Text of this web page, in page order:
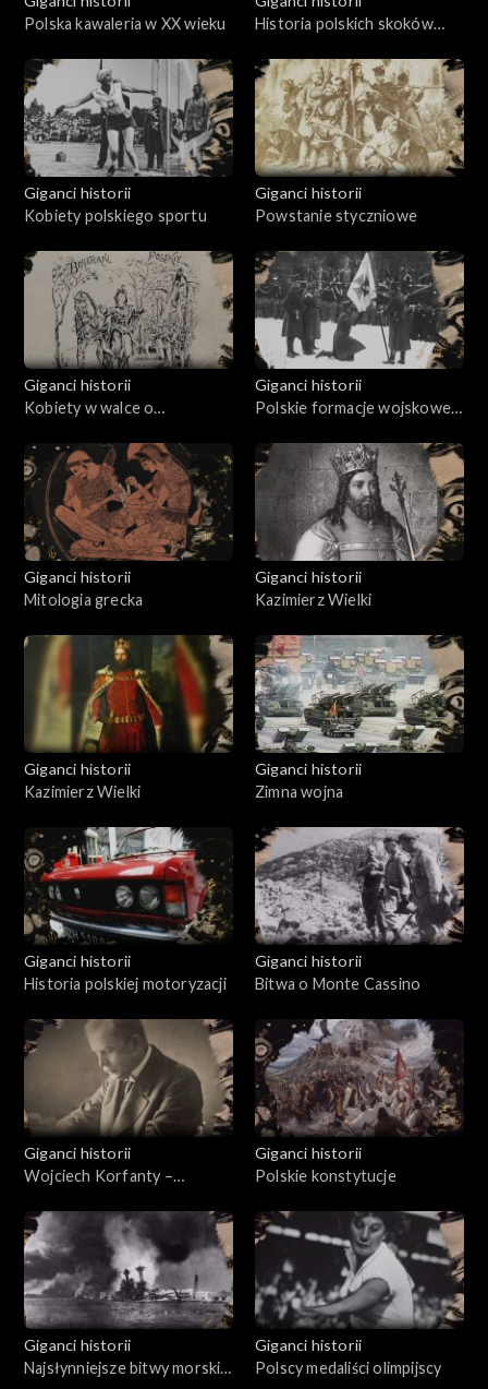
Polska kawaleria w XX wieku
Historia polskich skoków
Giganci historii
Kobiety polskiego sportu
Giganci historii
Powstanie styczniowe
Giganci historii
Kobiety w walce o
Giganci historii
Polskie formacje wojskowe
Giganci historii
Mitologia grecka
Giganci historii
Kazimierz Wielki
Giganci historii
Kazimierz Wielki
Giganci historii
Zimna wojna
Giganci historii
Historia polskiej motoryzacji
Giganci historii
Bitwa o Monte Cassino
Giganci historii
Wojciech Korfanty –
Giganci historii
Polskie konstytucje
Giganci historii
Najsłynniejsze bitwy morskie
Giganci historii
Polscy medaliści olimpijscy